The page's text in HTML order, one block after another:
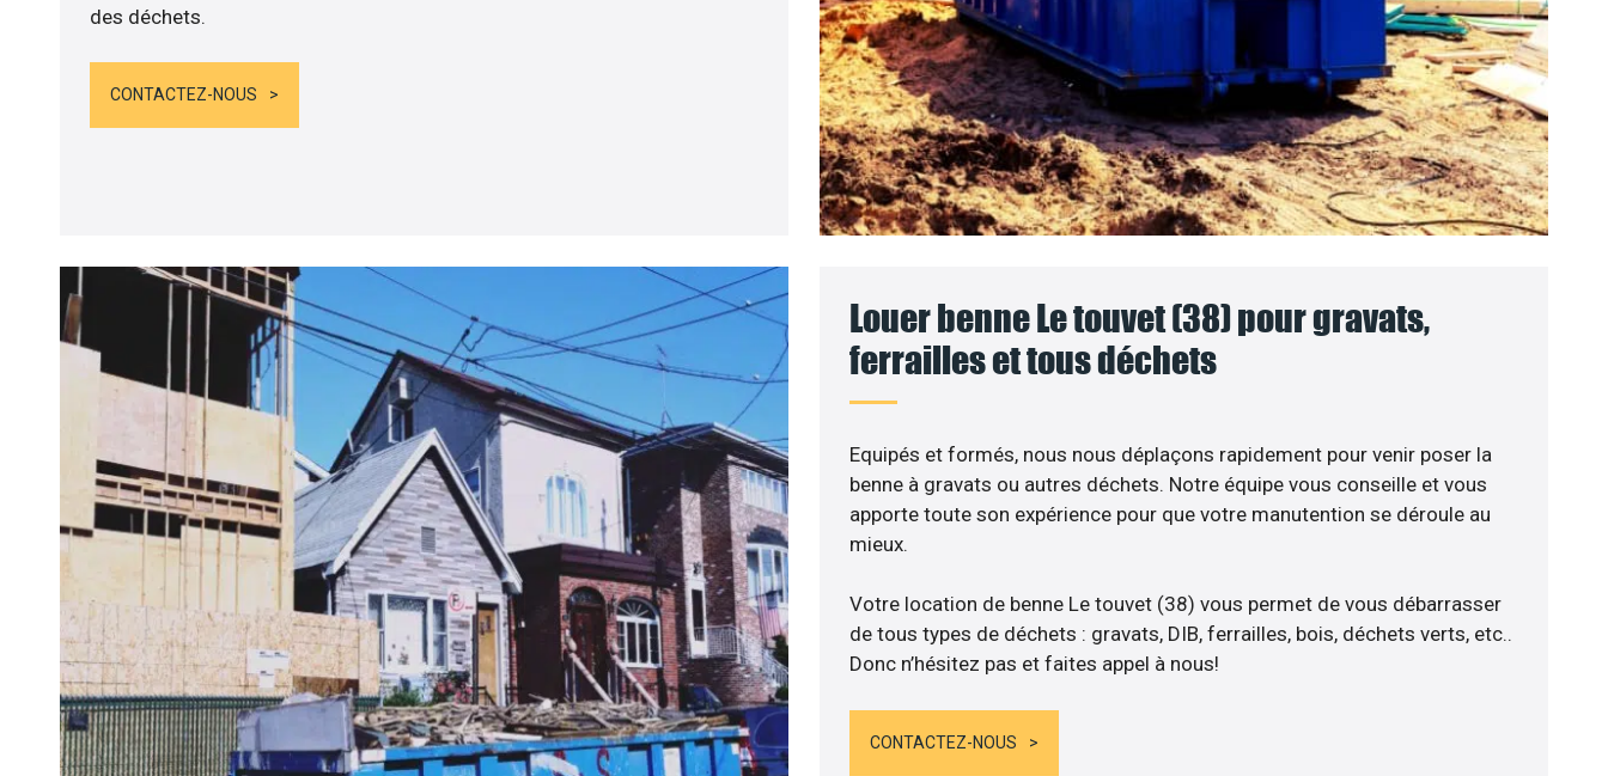
des déchets.
CONTACTEZ-NOUS
Louer benne Le touvet (38) pour gravats,
ferrailles et tous déchets
Equipés et formés, nous nous déplaçons rapidement pour venir poser la
benne à gravats ou autres déchets. Notre équipe vous conseille et vous
apporte toute son expérience pour que votre manutention se déroule au
mieux.
Votre location de benne Le touvet (38) vous permet de vous débarrasser
de tous types de déchets : gravats, DIB, ferrailles, bois, déchets verts, etc..
Donc n’hésitez pas et faites appel à nous!
CONTACTEZ-NOUS